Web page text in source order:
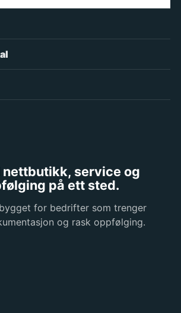
nettbutikk, service og
på ett sted.
for bedrifter som trenger
og rask oppfølging.